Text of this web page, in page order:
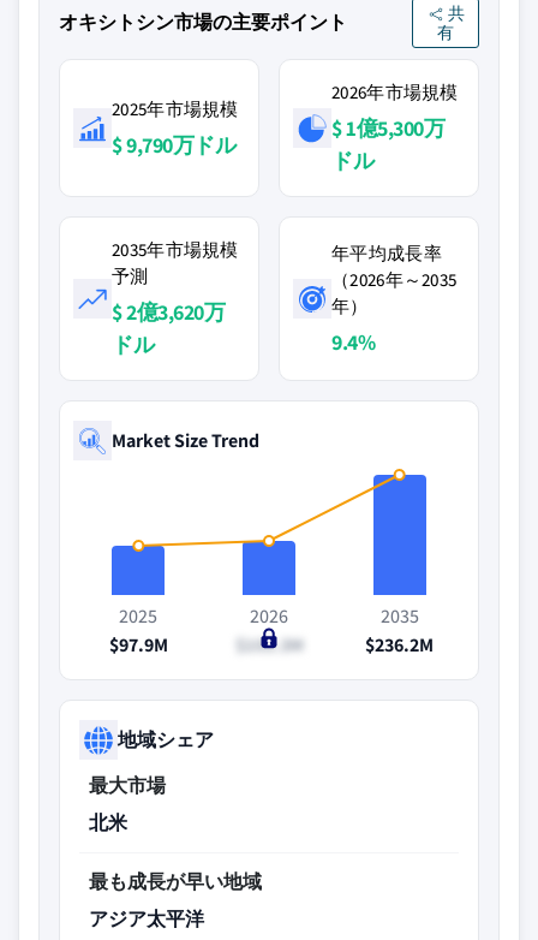
オキシトシン市場の主要ポイント
共
有
2025年市場規模
$ 9,790万ドル
2026年市場規模
$ 1億5,300万
ドル
2035年市場規模
予測
$ 2億3,620万
ドル
年平均成長率
（2026年～2035
年）
9.4%
Market Size Trend
2025
$97.9M
2026
$105.3M
2035
$236.2M
地域シェア
最大市場
北米
最も成長が早い地域
アジア太平洋